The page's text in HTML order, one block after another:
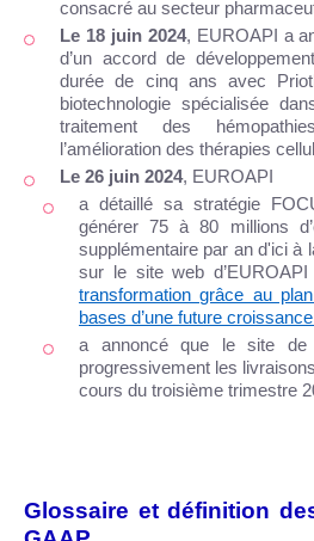
consacré au secteur
Le 18 juin 2024, EUROAPI a
d’un accord de
durée de cinq ans avec
biotechnologie spécialisée
traitement des
l’amélioration des thérapies
Le 26 juin 2024, EUROAPI
a détaillé sa stratégie
générer 75 à 80 millions
supplémentaire par an d'ici à
sur le site web d’EUROAPI
transformation grâce au
bases d’une future
a annoncé que le site de
progressivement les
cours du troisième trimestre
Glossaire et définition